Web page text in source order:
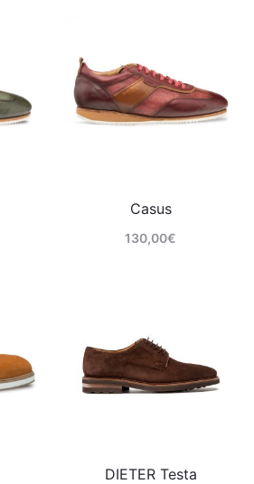
Casus
130,00€
DIETER Testa